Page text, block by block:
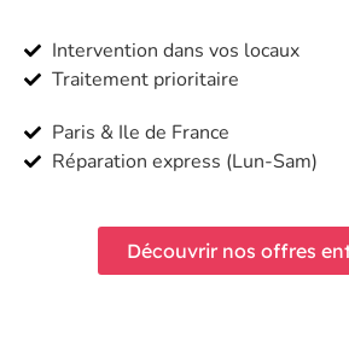
Intervention dans vos locaux
Traitement prioritaire
Paris & Ile de France
Réparation express (Lun-Sam)
Découvrir nos offres